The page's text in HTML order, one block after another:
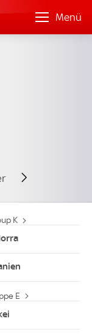
Menü
K
E